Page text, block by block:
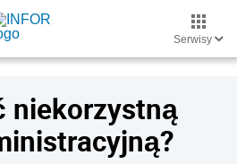
Serwisy
niekorzystną